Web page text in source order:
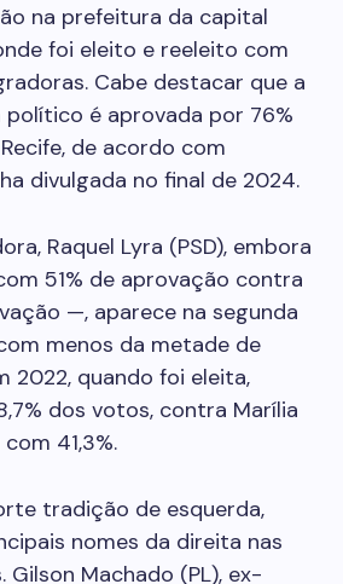
na prefeitura da capital
foi eleito e reeleito com
Cabe destacar que a
é aprovada por 76%
de acordo com
divulgada no final de 2024.
Raquel Lyra (PSD), embora
51% de aprovação contra
—, aparece na segunda
menos da metade de
2022, quando foi eleita,
dos votos, contra Marília
41,3%.
tradição de esquerda,
nomes da direita nas
Machado (PL), ex-